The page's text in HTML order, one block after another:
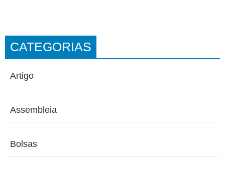
CATEGORIAS
Artigo
Assembleia
Bolsas